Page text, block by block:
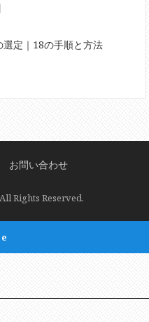
選定｜18の手順と方法
お問い合わせ
Rights Reserved.